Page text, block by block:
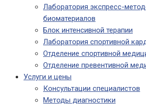
Лаборатория экспресс-
биоматериалов
Блок интенсивной терапии
Лаборатория спортивной
Отделение спортивной
Отделение превентивной
Услуги и цены
Консультации специалистов
Методы диагностики